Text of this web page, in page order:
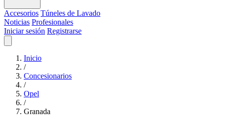
Accesorios Túneles de Lavado
Noticias Profesionales
Iniciar sesión Registrarse
Inicio
/
Concesionarios
/
Opel
/
Granada